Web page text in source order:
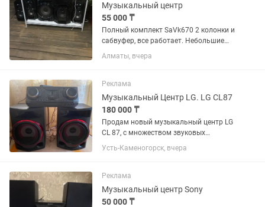
Музыкальный центр
55 000 ₸
Полный комплект SaVk670 2 колонки и
сабвуфер, все работает. Небольшие
следы от времени и эксплуатации.
Мощность 500 ватт RMS. 55000 тенге.
такой же центр но с...
Алматы, вчера
Реклама
Музыкальный Центр LG. LG CL87
180 000 ₸
Продам новый музыкальный центр LG
CL 87, с множеством звуковых
настроек, можно подключить 2
микрофона, USB флешки, есть
Подарок. Продаю из за ненадобности.
Усть-Каменогорск, вчера
Реклама
Музыкальный центр Sony
50 000 ₸